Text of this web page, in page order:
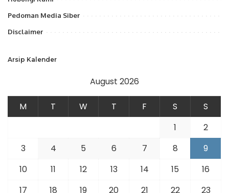
Pedoman Media Siber
Disclaimer
Arsip Kalender
August 2026
M T W T F S
S
1
2
3
4 5 6 7 8
9
10
11 12 13 14 15
16
17
18 19 20 21 22
23